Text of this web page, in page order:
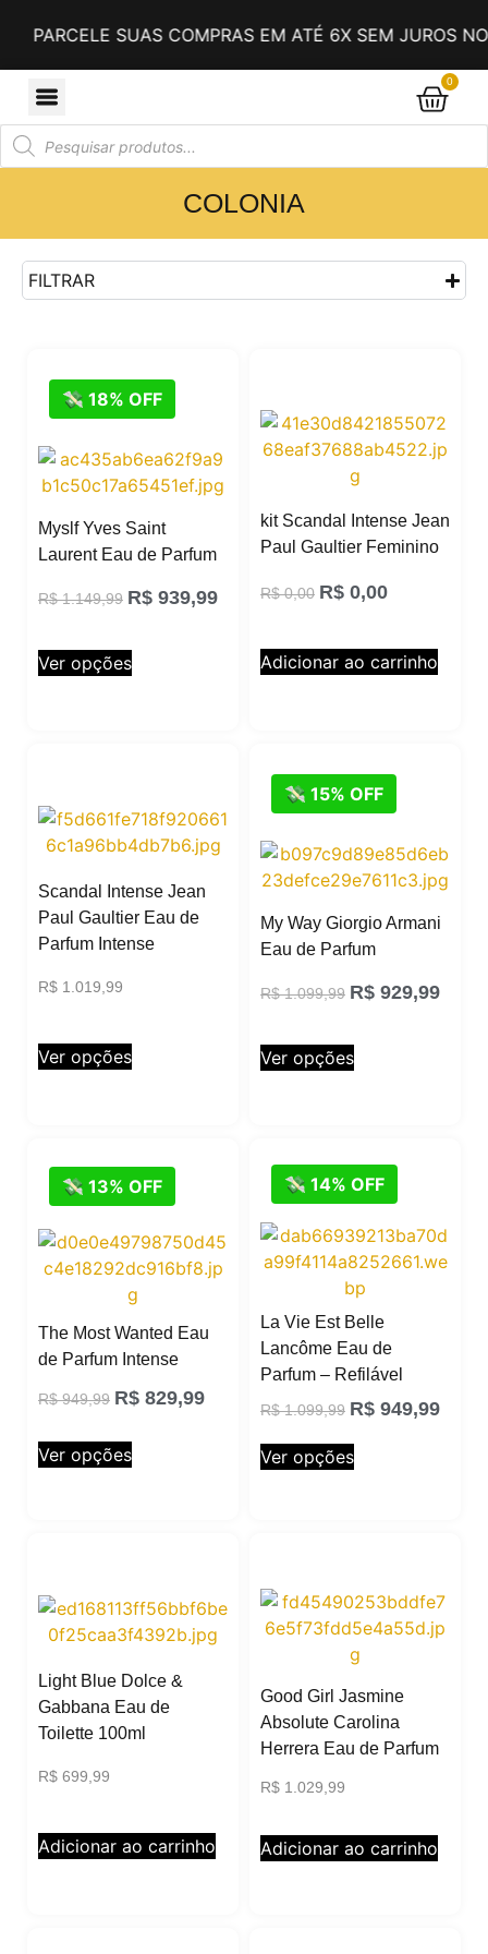
PARCELE SUAS COMPRAS EM ATÉ 6X SEM JUROS NO
0
COLONIA
FILTRAR
💸 18% OFF
Myslf Yves Saint
Laurent Eau de Parfum
R$1.149,99 R$ 939,99
Ver opções
kit Scandal Intense Jean
Paul Gaultier Feminino
R$0,00 R$ 0,00
Adicionar ao carrinho
Scandal Intense Jean
Paul Gaultier Eau de
Parfum Intense
R$ 1.019,99
Ver opções
💸 15% OFF
My Way Giorgio Armani
Eau de Parfum
R$1.099,99 R$ 929,99
Ver opções
💸 13% OFF
The Most Wanted Eau
de Parfum Intense
R$949,99 R$ 829,99
Ver opções
💸 14% OFF
La Vie Est Belle
Lancôme Eau de
Parfum – Refilável
R$1.099,99 R$ 949,99
Ver opções
Light Blue Dolce &
Gabbana Eau de
Toilette 100ml
R$ 699,99
Adicionar ao carrinho
Good Girl Jasmine
Absolute Carolina
Herrera Eau de Parfum
R$ 1.029,99
Adicionar ao carrinho